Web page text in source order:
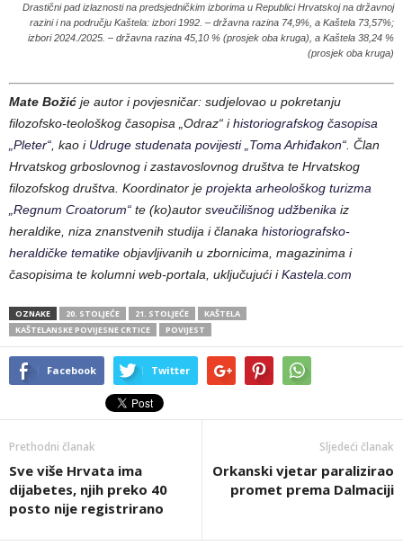
Drastični pad izlaznosti na predsjedničkim izborima u Republici Hrvatskoj na državnoj
razini i na području Kaštela: izbori 1992. – državna razina 74,9%, a Kaštela 73,57%;
izbori 2024./2025. – državna razina 45,10 % (prosjek oba kruga), a Kaštela 38,24 %
(prosjek oba kruga)
Mate Božić je autor i povjesničar: sudjelovao u pokretanju
filozofsko-teološkog časopisa „Odraz“ ihistoriografskog časopisa
„Pleter“ , kao i Udruge studenata povijesti „Toma Arhiđakon“ . Član
Hrvatskog grboslovnog i zastavoslovnog društva te Hrvatskog
filozofskog društva. Koordinator je projekta arheološkog turizma
„Regnum Croatorum“ te (ko)autor sveučilišnog udžbenika iz
heraldike, niza znanstvenih studija i članaka historiografsko-
heraldičke tematike objavljivanih u zbornicima, magazinima i
časopisima te kolumni web-portala, uključujući iKastela.com
OZNAKE 20. STOLJEĆE 21. STOLJEĆE
KAŠTELA
KAŠTELANSKE POVIJESNE CRTICE
POVIJEST
Facebook Twitter
Prethodni članak
Sve više Hrvata ima
dijabetes, njih preko 40
posto nije registrirano
Sljedeći članak
Orkanski vjetar paralizirao
promet prema Dalmaciji